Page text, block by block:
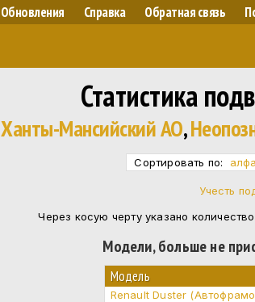
Обновления Справка Обратная связь
Статистика
Ханты-Мансийский АО,
Сортировать по:
Учесть
Через косую черту указано
Модели, больше не
Модель
Renault Duster